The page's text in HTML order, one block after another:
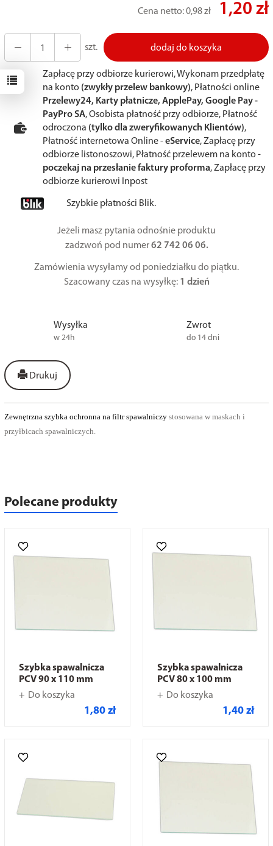
Cena netto:0,98 zł 1,20 zł
szt. dodaj do koszyka
Zapłacę przy odbiorze kurierowi, Wykonam przedpłatę
na konto (zwykły przelew bankowy), Płatności online
Przelewy24, Karty płatnicze, ApplePay, Google Pay -
PayPro SA, Osobista płatność przy odbiorze, Płatność
odroczona (tylko dla zweryfikowanych Klientów),
Płatność internetowa Online -eService, Zapłacę przy
odbiorze listonoszowi, Płatność przelewem na konto -
poczekaj na przesłanie faktury proforma, Zapłacę przy
odbiorze kurierowi Inpost
Szybkie płatności Blik.
Jeżeli masz pytania odnośnie produktu
zadzwoń pod numer62 742 06 06.
Zamówienia wysyłamy od poniedziałku do piątku.
Szacowany czas na wysyłkę: 1 dzień
Wysyłka
w 24h
Zwrot
do 14 dni
Drukuj
Zewnętrzna szybka ochronna na filtr spawalniczystosowana w maskach i
przyłbicach spawalniczych.
Polecane produkty
Szybka spawalnicza
PCV 90 x 110 mm
Do koszyka
1,80 zł
Szybka spawalnicza
PCV 80 x 100 mm
Do koszyka
1,40 zł